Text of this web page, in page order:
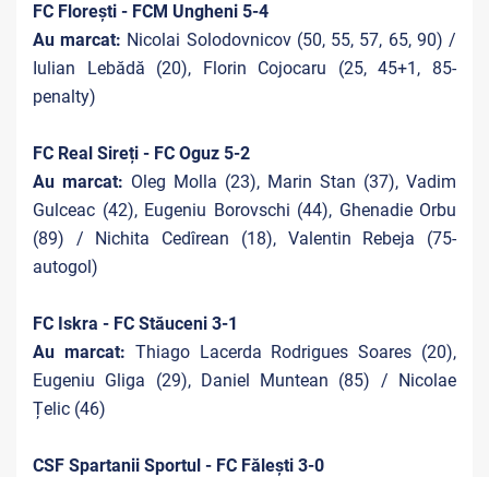
FC Florești - FCM Ungheni 5-4
Au marcat: Nicolai Solodovnicov (50, 55, 57, 65, 90) /
Iulian Lebădă (20), Florin Cojocaru (25, 45+1, 85-
penalty)
FC Real Sireți - FC Oguz 5-2
Au marcat: Oleg Molla (23), Marin Stan (37), Vadim
Gulceac (42), Eugeniu Borovschi (44), Ghenadie Orbu
(89) / Nichita Cedîrean (18), Valentin Rebeja (75-
autogol)
FC Iskra - FC Stăuceni 3-1
Au marcat: Thiago Lacerda Rodrigues Soares (20),
Eugeniu Gliga (29), Daniel Muntean (85) / Nicolae
Țelic (46)
CSF Spartanii Sportul - FC Fălești 3-0